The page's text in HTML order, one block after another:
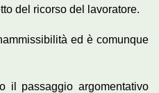
del ricorso del lavoratore.
ed è comunque
il passaggio argomentativo